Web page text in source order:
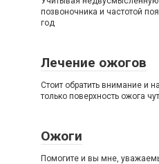
позвоночника и частотой
год
Лечение ожогов
Стоит обратить внимание и
только поверхность ожога
Ожоги
Помогите и вы мне,